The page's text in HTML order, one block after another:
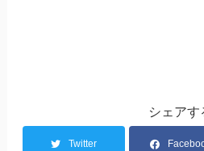
シェアす
Twitter